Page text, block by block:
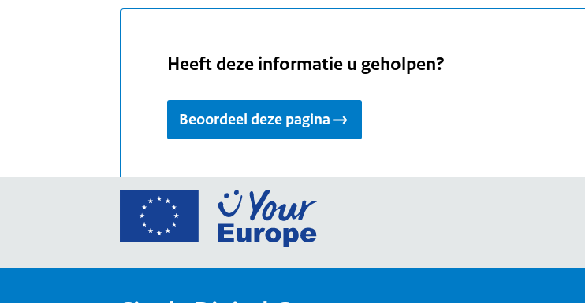
Heeft deze informatie u geholpen?
Beoordeel deze pagina
Ga
homepage